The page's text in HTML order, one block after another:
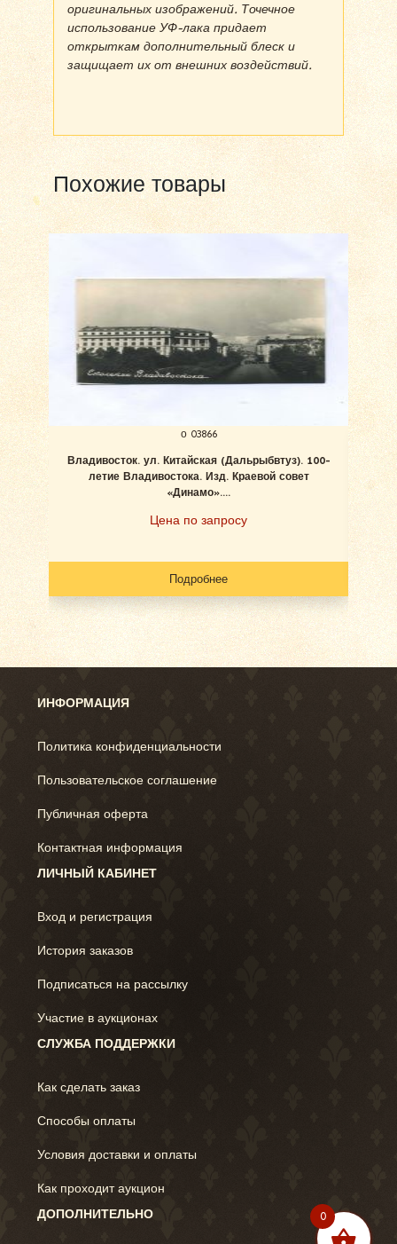
оригинальных изображений. Точечное
использование УФ-лака придает
открыткам дополнительный блеск и
защищает их от внешних воздействий.
Похожие товары
о 03866
Владивосток. ул. Китайская (Дальрыбвтуз). 100-
летие Владивостока. Изд. Краевой совет
«Динамо»....
Цена по запросу
Подробнее
ИНФОРМАЦИЯ
Политика конфиденциальности
Пользовательское соглашение
Публичная оферта
Контактная информация
ЛИЧНЫЙ КАБИНЕТ
Вход и регистрация
История заказов
Подписаться на рассылку
Участие в аукционах
СЛУЖБА ПОДДЕРЖКИ
Как сделать заказ
Способы оплаты
Условия доставки и оплаты
Как проходит аукцион
ДОПОЛНИТЕЛЬНО
0